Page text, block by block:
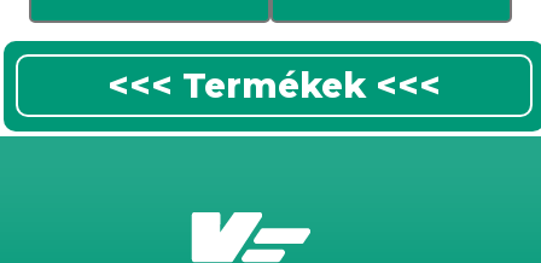
<<< Termékek <<<